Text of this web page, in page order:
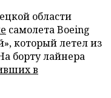
области
самолета Boeing
который летел из
борту лайнера
в